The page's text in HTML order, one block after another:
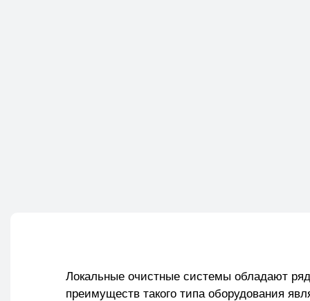
Локальные очистные системы обладают
преимуществ такого типа оборудования